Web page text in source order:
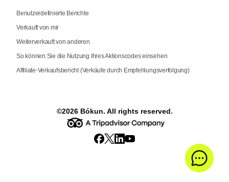
Benutzerdefinierte Berichte
Verkauft von mir
Weiterverkauft von anderen
So können Sie die Nutzung Ihres Aktionscodes einsehen
Affiliate-Verkaufsbericht (Verkäufe durch Empfehlungsverfolgung)
©2026 Bókun. All rights reserved.